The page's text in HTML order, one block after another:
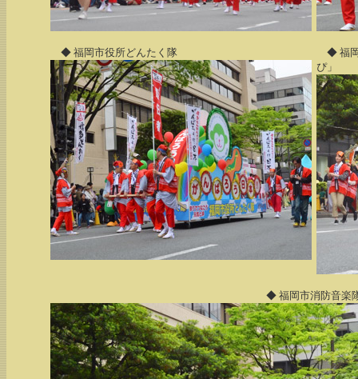
◆ 福岡市役所どんたく隊
◆ 福岡
ぴ」
◆ 福岡市消防音楽